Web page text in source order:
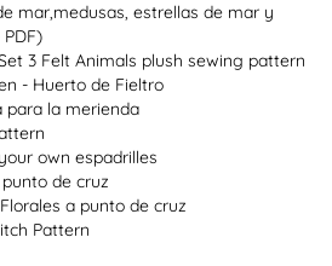
mar,medusas, estrellas de mar y
3 Felt Animals plush sewing pattern
- Huerto de Fieltro
para la merienda
own espadrilles
de cruz
a punto de cruz
Pattern